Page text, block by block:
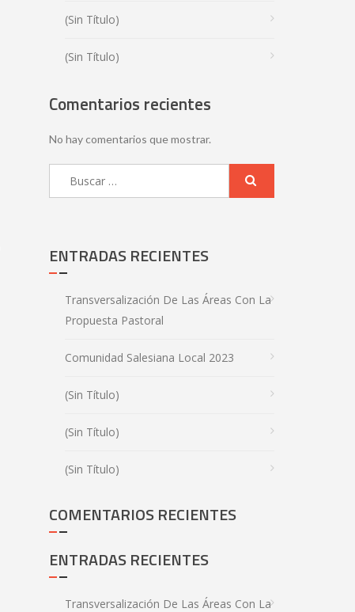
(sin Título)
(sin Título)
Comentarios recientes
No hay comentarios que mostrar.
ENTRADAS RECIENTES
Transversalización De Las Áreas Con La
Propuesta Pastoral
Comunidad Salesiana Local 2023
(sin Título)
(sin Título)
(sin Título)
COMENTARIOS RECIENTES
ENTRADAS RECIENTES
Transversalización De Las Áreas Con La